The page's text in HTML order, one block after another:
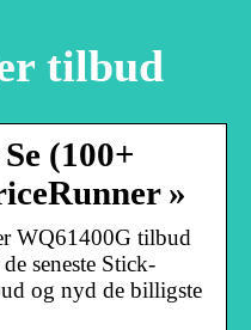
tilbud
(100+
»
WQ61400G tilbud
seneste Stick-
og nyd de billigste